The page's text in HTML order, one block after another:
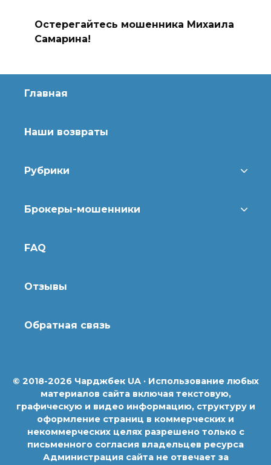
Остерегайтесь мошенника Михаила
Самарина!
Главная
Наши возвраты
Рубрики
Брокеры-мошенники
FAQ
Отзывы
Обратная связь
© 2018-2026 Чарджбек UA · Использование любых
материалов сайта включая текстовую,
графическую и видео информацию, структуру и
оформление страниц в коммерческих и
некоммерческих целях разрешено только с
письменного согласия владельцев ресурса
Администрация сайта не отвечает за